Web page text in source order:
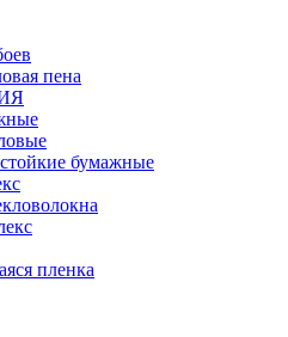
пена
бумажные
пленка